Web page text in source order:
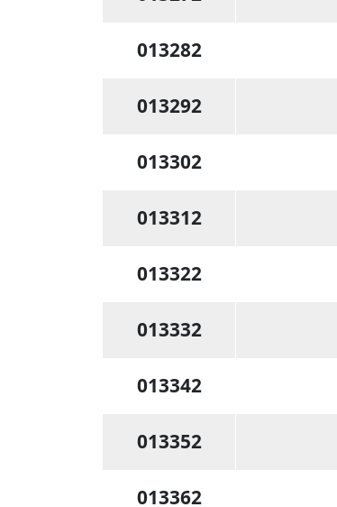
013282
013292
013302
013312
013322
013332
013342
013352
013362